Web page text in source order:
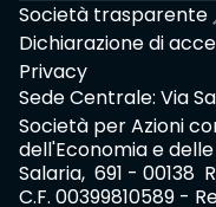
Società trasparente
Dichiarazione di
Privacy
Sede Centrale: Via
Società per Azioni
dell'Economia e
Salaria, 691 - 00138
C.F. 00399810589 -